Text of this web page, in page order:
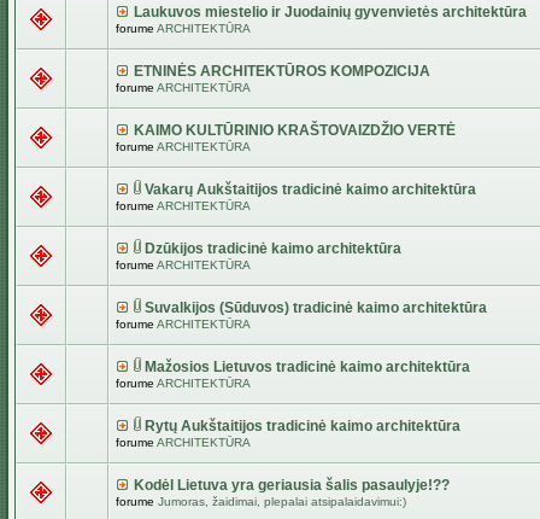
Laukuvos miestelio ir Juodainių gyvenvietės architektūra
forume ARCHITEKTŪRA
ETNINĖS ARCHITEKTŪROS KOMPOZICIJA
forume ARCHITEKTŪRA
KAIMO KULTŪRINIO KRAŠTOVAIZDŽIO VERTĖ
forume ARCHITEKTŪRA
Vakarų Aukštaitijos tradicinė kaimo architektūra
forume ARCHITEKTŪRA
Dzūkijos tradicinė kaimo architektūra
forume ARCHITEKTŪRA
Suvalkijos (Sūduvos) tradicinė kaimo architektūra
forume ARCHITEKTŪRA
Mažosios Lietuvos tradicinė kaimo architektūra
forume ARCHITEKTŪRA
Rytų Aukštaitijos tradicinė kaimo architektūra
forume ARCHITEKTŪRA
Kodėl Lietuva yra geriausia šalis pasaulyje!??
forume Jumoras, žaidimai, plepalai atsipalaidavimui:)